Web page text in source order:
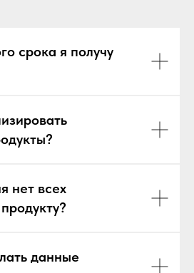
срока я получу
нет всех
данные